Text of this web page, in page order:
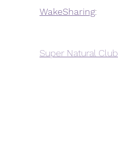
WakeSharing
Super Natural Club